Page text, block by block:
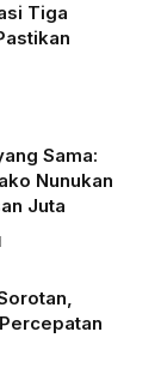
Tiga
Sama:
Nunukan
Juta